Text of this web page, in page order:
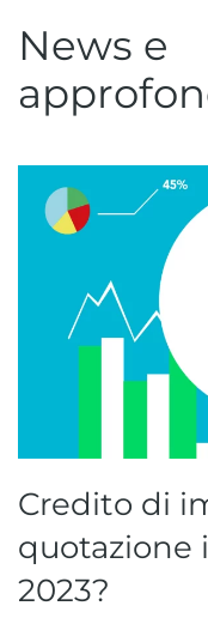
News e
Credito di
quotazione
2023?